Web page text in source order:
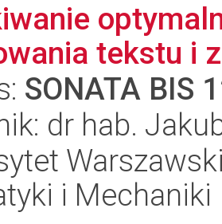
tekstu i
SONATA BIS
dr hab.
i Mechaniki